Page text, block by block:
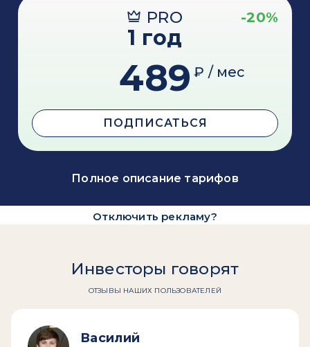
PRO -20%
1 год
489 ₽ / мес
ПОДПИСАТЬСЯ
Полное описание тарифов
Отключить рекламу?
Инвесторы говорят
ОТЗЫВЫ НАШИХ ПОЛЬЗОВАТЕЛЕЙ
Василий